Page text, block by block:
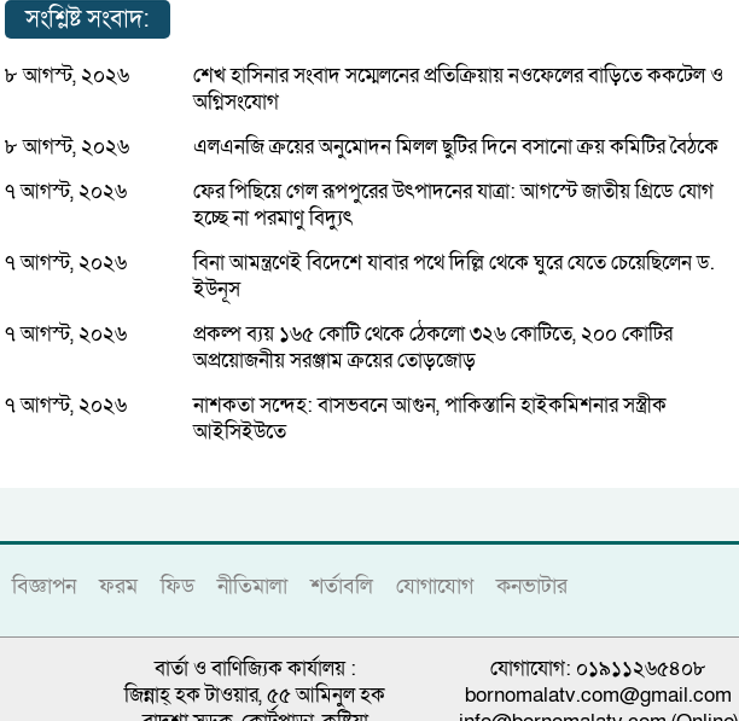
সংশ্লিষ্ট সংবাদ:
৮ আগস্ট, ২০২৬
শেখ হাসিনার সংবাদ সম্মেলনের প্রতিক্রিয়ায় নওফেলের বাড়িতে ককটেল ও
অগ্নিসংযোগ
৮ আগস্ট, ২০২৬
এলএনজি ক্রয়ের অনুমোদন মিলল ছুটির দিনে বসানো ক্রয় কমিটির বৈঠকে
৭ আগস্ট, ২০২৬
ফের পিছিয়ে গেল রূপপুরের উৎপাদনের যাত্রা: আগস্টে জাতীয় গ্রিডে যোগ
হচ্ছে না পরমাণু বিদ্যুৎ
৭ আগস্ট, ২০২৬
বিনা আমন্ত্রণেই বিদেশে যাবার পথে দিল্লি থেকে ঘুরে যেতে চেয়েছিলেন ড.
ইউনূস
৭ আগস্ট, ২০২৬
প্রকল্প ব্যয় ১৬৫ কোটি থেকে ঠেকলো ৩২৬ কোটিতে, ২০০ কোটির
অপ্রয়োজনীয় সরঞ্জাম ক্রয়ের তোড়জোড়
৭ আগস্ট, ২০২৬
নাশকতা সন্দেহ: বাসভবনে আগুন, পাকিস্তানি হাইকমিশনার সস্ত্রীক
আইসিইউতে
বিজ্ঞাপন ফরম ফিড নীতিমালা শর্তাবলি যোগাযোগ কনভাটার
বার্তা ও বাণিজ্যিক কার্যালয় :
জিন্নাহ্ হক টাওয়ার, ৫৫ আমিনুল হক
যোগাযোগ: ০১৯১১২৬৫৪০৮
bornomalatv.com@gmail.com